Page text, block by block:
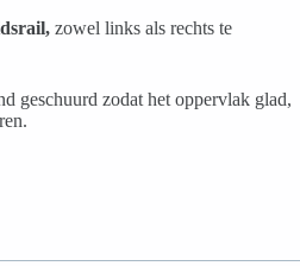
zowel links als rechts te
geschuurd zodat het oppervlak glad,